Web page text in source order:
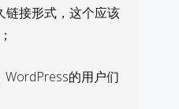
链接形式，这个应该
的用户们